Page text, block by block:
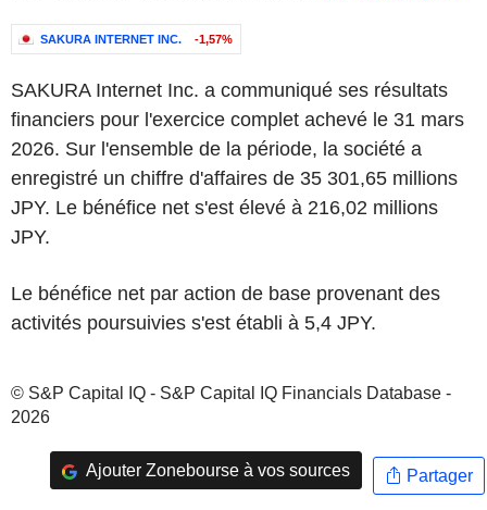
SAKURA INTERNET INC. -1,57%
SAKURA Internet Inc. a communiqué ses résultats
financiers pour l'exercice complet achevé le 31 mars
2026. Sur l'ensemble de la période, la société a
enregistré un chiffre d'affaires de 35 301,65 millions
JPY. Le bénéfice net s'est élevé à 216,02 millions
JPY.
Le bénéfice net par action de base provenant des
activités poursuivies s'est établi à 5,4 JPY.
© S&P Capital IQ - S&P Capital IQ Financials Database -
2026
Ajouter Zonebourse à vos sources Partager